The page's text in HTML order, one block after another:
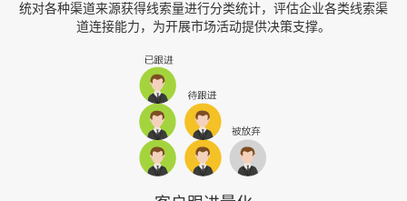
统对各种渠道来源获得线索量进行分类统计，评估企业各类线索渠
道连接能力，为开展市场活动提供决策支撑。